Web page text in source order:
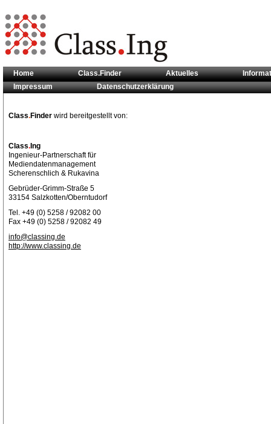
Sie sind hier:Kontakt
Home Class.Finder Aktuelles
Impressum
Datenschutzerklärung
Class.Finder wird bereitgestellt von:
Class. Ing
Ingenieur-Partnerschaft für
Mediendatenmanagement
Scherenschlich & Rukavina
Gebrüder-Grimm-Straße 5
33154 Salzkotten/Oberntudorf
Tel. +49 (0) 5258 / 92082 00
Fax +49 (0) 5258 / 92082 49
info@classing.de
http://www.classing.de